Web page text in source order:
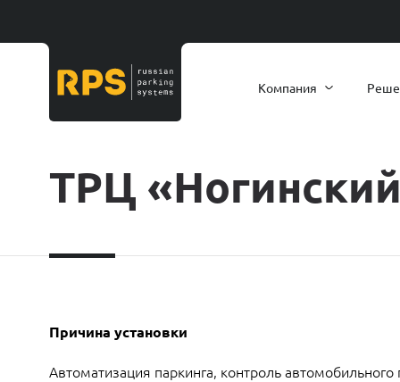
Компания
ТРЦ
Причина установки
Автоматизация паркинга, контроль